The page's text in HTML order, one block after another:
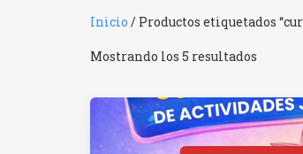
Inicio / Productos etiquetados
Mostrando los 5 resultados
los